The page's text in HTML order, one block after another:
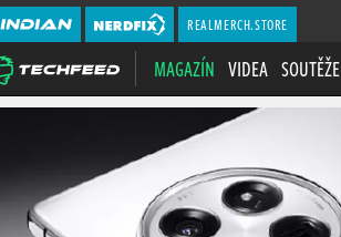
REALMERCH.STORE
MAGAZÍN VIDEA SOUTĚŽE